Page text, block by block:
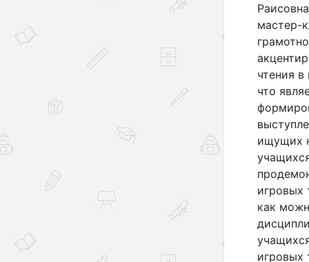
мастер-
чтения
что
ищущих
игровых
как
игровых